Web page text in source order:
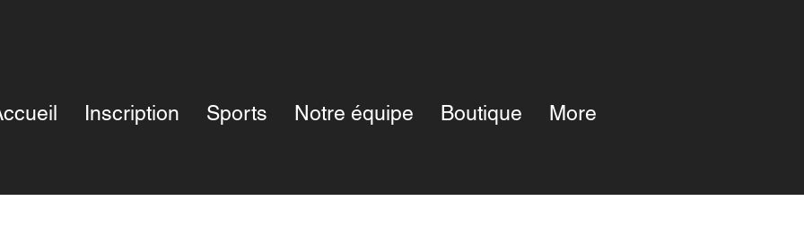
Inscription Sports Notre équipe Boutique More